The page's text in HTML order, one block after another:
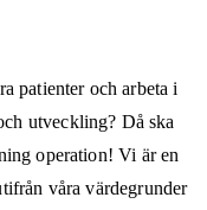
patienter och arbeta i
utveckling? Då ska
operation! Vi är en
våra värdegrunder